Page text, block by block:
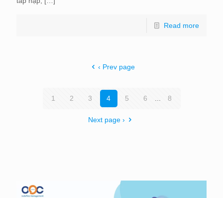
Read more
‹ Prev page
1 2 3 4 5 6 8
Next page ›